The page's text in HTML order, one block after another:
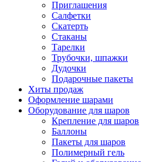
Приглашения
Салфетки
Скатерть
Стаканы
Тарелки
Трубочки, шпажки
Дудочки
Подарочные пакеты
Хиты продаж
Оформление шарами
Оборудование для шаров
Крепление для шаров
Баллоны
Пакеты для шаров
Полимерный гель